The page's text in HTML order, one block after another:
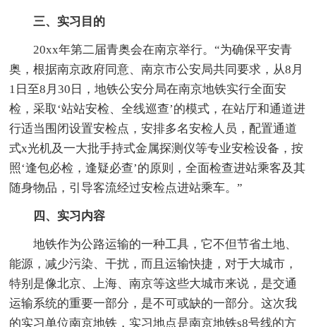
三、实习目的
20xx年第二届青奥会在南京举行。“为确保平安青
奥，根据南京政府同意、南京市公安局共同要求，从8月
1日至8月30日，地铁公安分局在南京地铁实行全面安
检，采取‘站站安检、全线巡查’的模式，在站厅和通道进
行适当围闭设置安检点，安排多名安检人员，配置通道
式x光机及一大批手持式金属探测仪等专业安检设备，按
照‘逢包必检，逢疑必查’的原则，全面检查进站乘客及其
随身物品，引导客流经过安检点进站乘车。”
四、实习内容
地铁作为公路运输的一种工具，它不但节省土地、
能源，减少污染、干扰，而且运输快捷，对于大城市，
特别是像北京、上海、南京等这些大城市来说，是交通
运输系统的重要一部分，是不可或缺的一部分。这次我
的实习单位南京地铁，实习地点是南京地铁s8号线的方